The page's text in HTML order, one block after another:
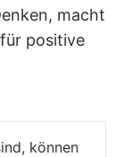
macht
positive
können